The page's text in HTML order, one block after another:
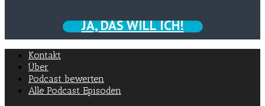
JA, DAS WILL ICH!
Kontakt
Über
Podcast bewerten
Alle Podcast Episoden